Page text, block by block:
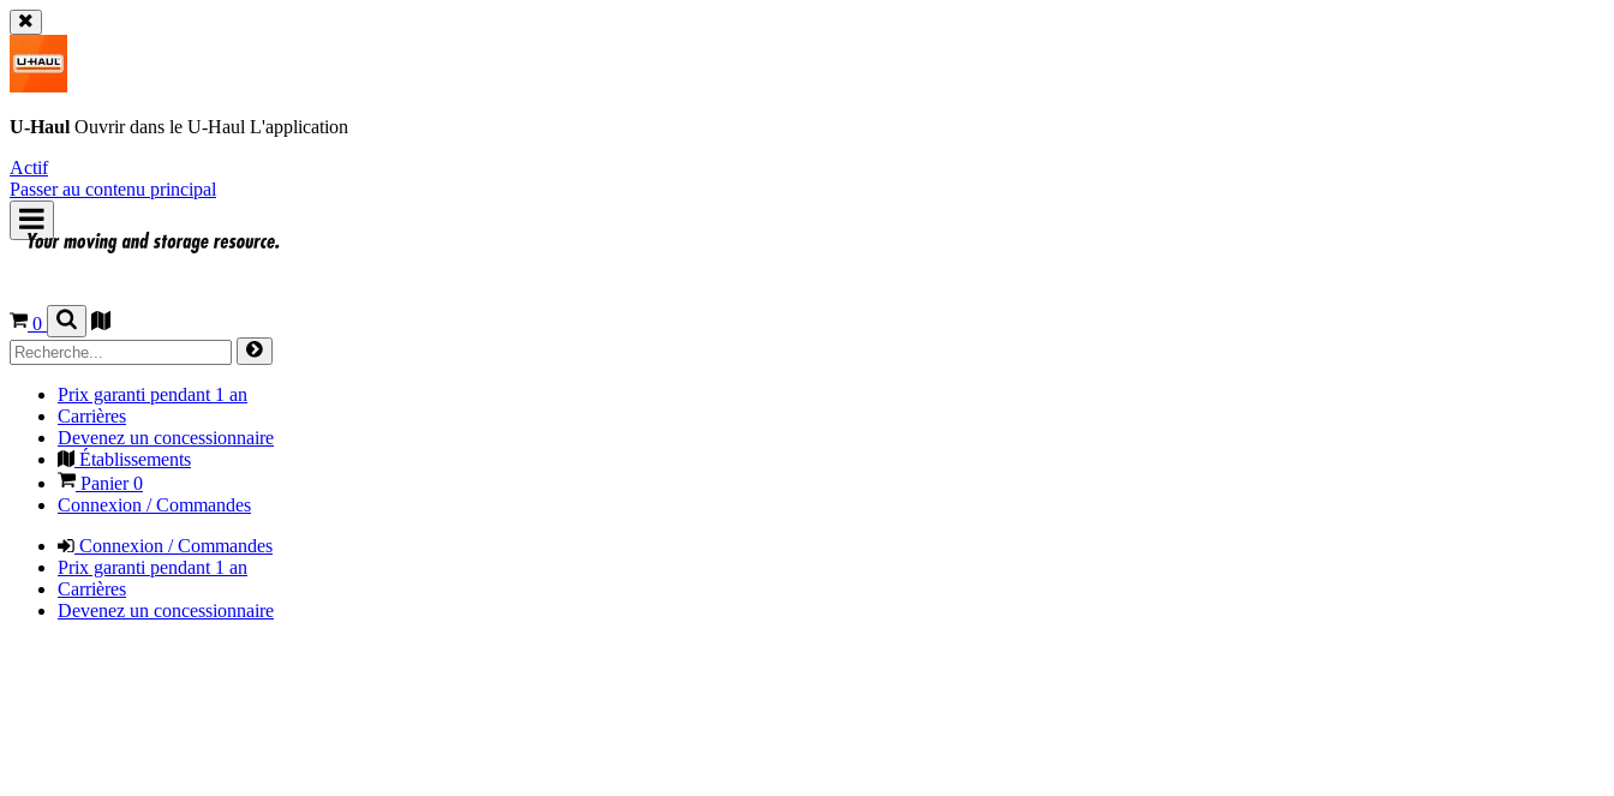
U-Haul Ouvrir dans le U-Haul L'application
Actif
Passer au contenu principal
0
Prix garanti pendant 1 an
Carrières
Devenez un concessionnaire
Établissements
Panier0
Connexion / Commandes
Connexion / Commandes
Prix garanti pendant 1 an
Carrières
Devenez un concessionnaire